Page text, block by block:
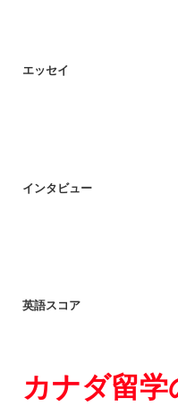
エッセイ
インタビュー
英語スコア
カナダ留